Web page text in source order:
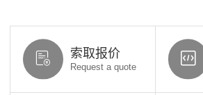
索取报价
Request a quote